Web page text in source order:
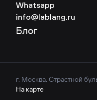
Whatsapp
info@lablang.ru
Блог
г. Москва, Страстной
На карте